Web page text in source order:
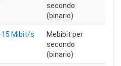
secondo
(binario)
Mibit/s
Mebibit per
secondo
(binario)